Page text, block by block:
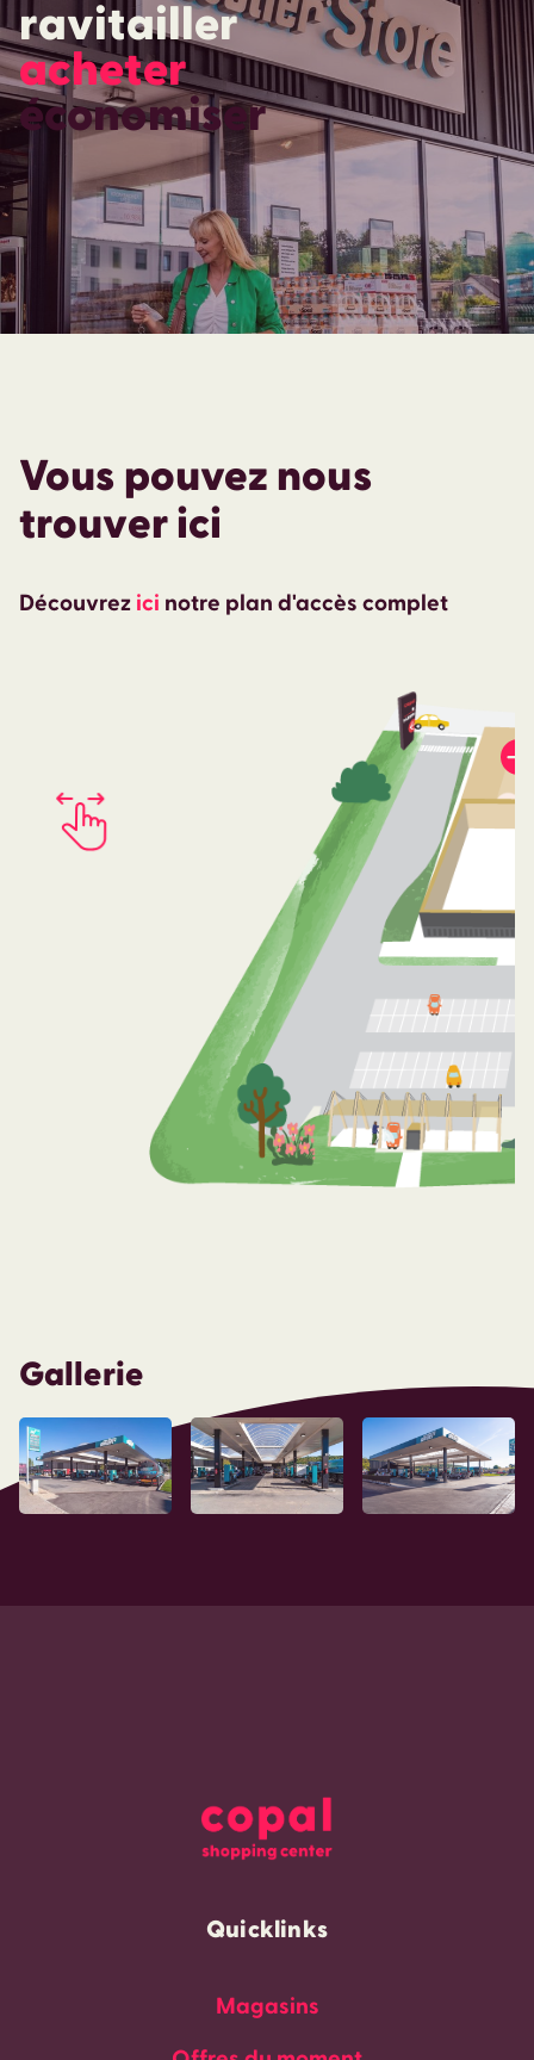
ravitailler
acheter
économiser
Vous pouvez nous
trouver ici
Découvrez ici notre plan d'accès complet
Gallerie
Quicklinks
Magasins